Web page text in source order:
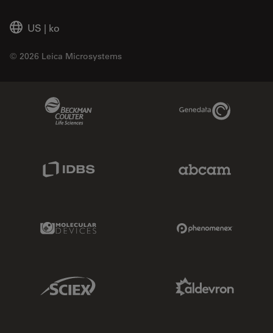
US | ko
© 2026 Leica Microsystems
Genedata Link
Molecular Devices Link
Sciex Link